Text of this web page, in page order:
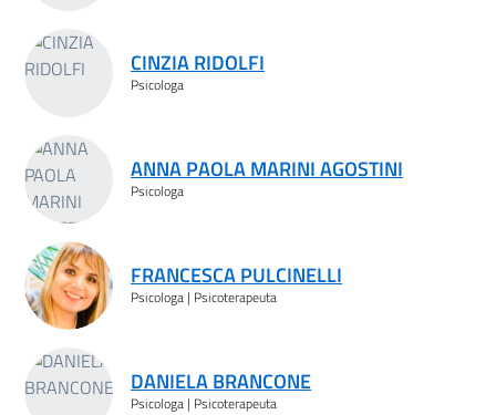
CINZIA RIDOLFI
Psicologa
ANNA PAOLA MARINI AGOSTINI
Psicologa
FRANCESCA PULCINELLI
Psicologa | Psicoterapeuta
DANIELA BRANCONE
Psicologa | Psicoterapeuta